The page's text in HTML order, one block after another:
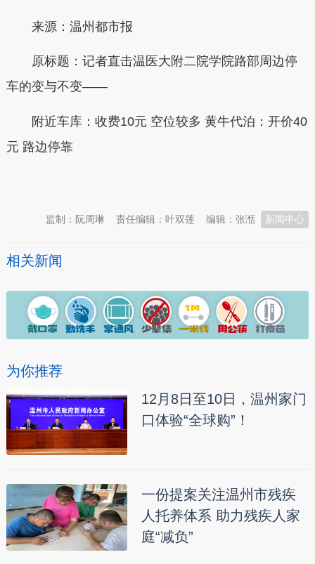
来源：温州都市报
原标题：记者直击温医大附二院学院路部周边停
车的变与不变——
附近车库：收费10元 空位较多 黄牛代泊：开价40
元 路边停靠
新闻中心
编辑：张湉
责任编辑：叶双莲
监制：阮周琳
相关新闻
为你推荐
12月8日至10日，温州家门
口体验“全球购”！
一份提案关注温州市残疾
人托养体系 助力残疾人家
庭“减负”